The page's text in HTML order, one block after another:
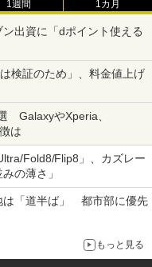
1週間 1カ月
出資に「dポイント使える
検証のため」、料金値上げ
GalaxyやXperia、
は
Fold8/Flip8」、カズレー
の薄さ」
は「道半ば」 都市部に優先
もっと見る